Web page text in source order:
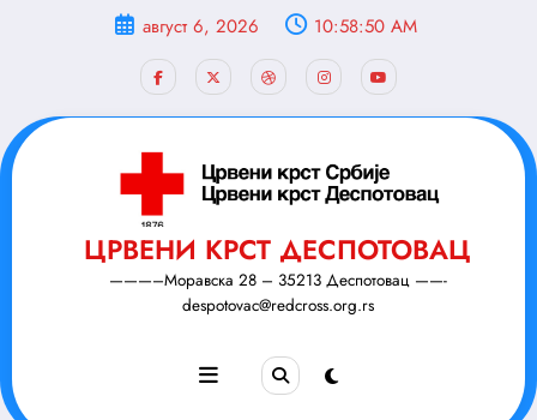
август 6, 2026 10:58:51 AM
ЦРВЕНИ КРСТ ДЕСПОТОВАЦ
———–Моравска 28 – 35213 Деспотовац ——-
despotovac@redcross.org.rs